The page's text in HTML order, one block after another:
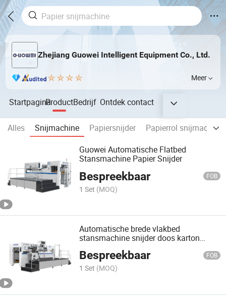
Zhejiang Guowei Intelligent Equipment Co., Ltd.
Meer
StartpaginaProductBedrijf Ontdekcontact
Alles Snijmachine Papiersnijder
Papierrol snijmachine
Guowei Automatische Flatbed
Stansmachine Papier Snijder
Bespreekbaar FOB
1 Set (MOQ)
Automatische brede vlakbed
stansmachine snijder doos karton
Bespreekbaar FOB
1 Set (MOQ)